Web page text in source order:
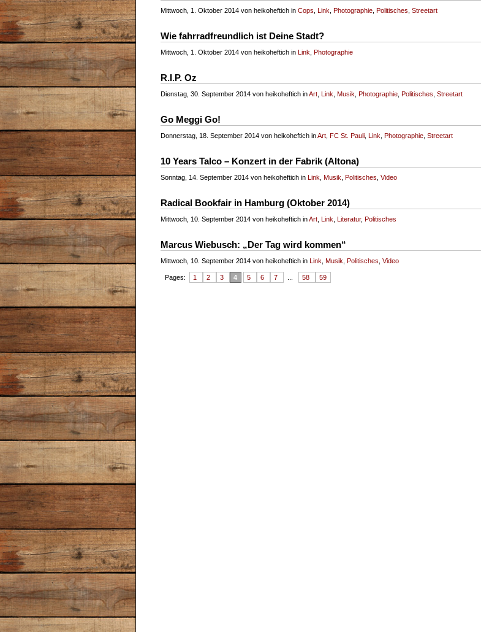
Mittwoch, 1. Oktober 2014 von heikoheftich in Cops Link Photographie Politisches Streetart
Wie fahrradfreundlich ist Deine Stadt?
Mittwoch, 1. Oktober 2014 von heikoheftich in Link Photographie
R.I.P. Oz
Dienstag, 30. September 2014 von heikoheftich inArt Link Musik Photographie Politisches Streetart
Go Meggi Go!
Donnerstag, 18. September 2014 von heikoheftich inArt FC St. Pauli Link Photographie Streetart
10 Years Talco – Konzert in der Fabrik (Altona)
Sonntag, 14. September 2014 von heikoheftich in Link Musik Politisches Video
Radical Bookfair in Hamburg (Oktober 2014)
Mittwoch, 10. September 2014 von heikoheftich inArt Link Literatur, Politisches
Marcus Wiebusch: „Der Tag wird kommen“
Mittwoch, 10. September 2014 von heikoheftich in Link Musik Politisches Video
Pages: 1 2 3 4 5 6 7 58 59